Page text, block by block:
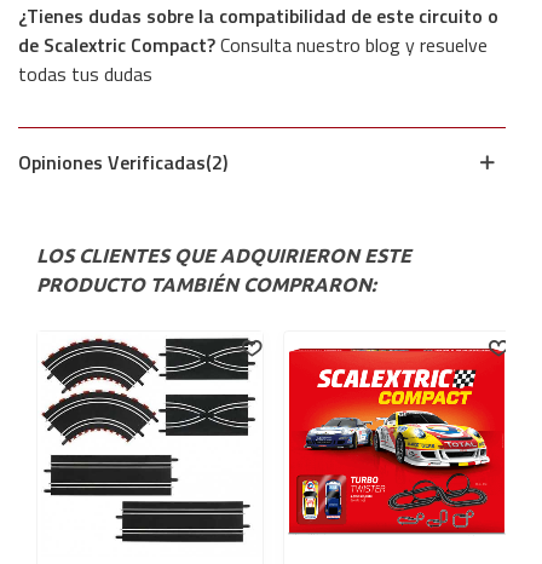
¿Tienes dudas sobre la compatibilidad de este circuito o
de Scalextric Compact?Consulta nuestro blogy resuelve
todas tus dudas
Opiniones Verificadas(2)
LOS CLIENTES QUE ADQUIRIERON ESTE
PRODUCTO TAMBIÉN COMPRARON: